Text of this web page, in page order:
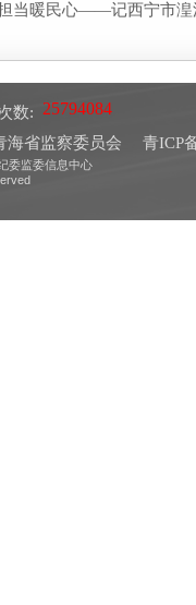
当暖民心——记西宁市湟
数:
海省监察委员会
青ICP
监委信息中心